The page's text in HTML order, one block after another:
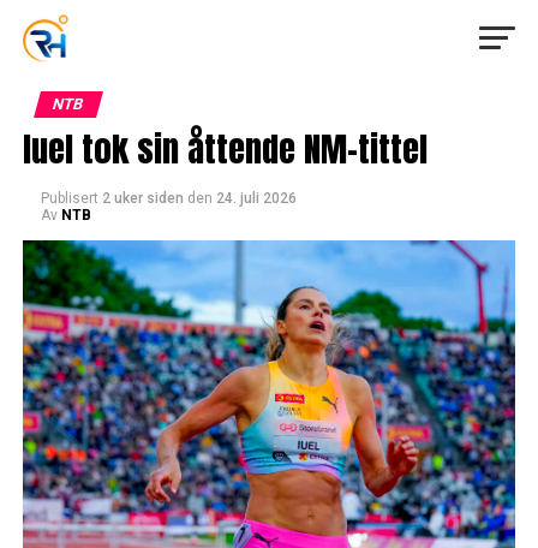
NTB
Iuel tok sin åttende NM-tittel
Publisert 2 uker siden den 24. juli 2026
Av NTB